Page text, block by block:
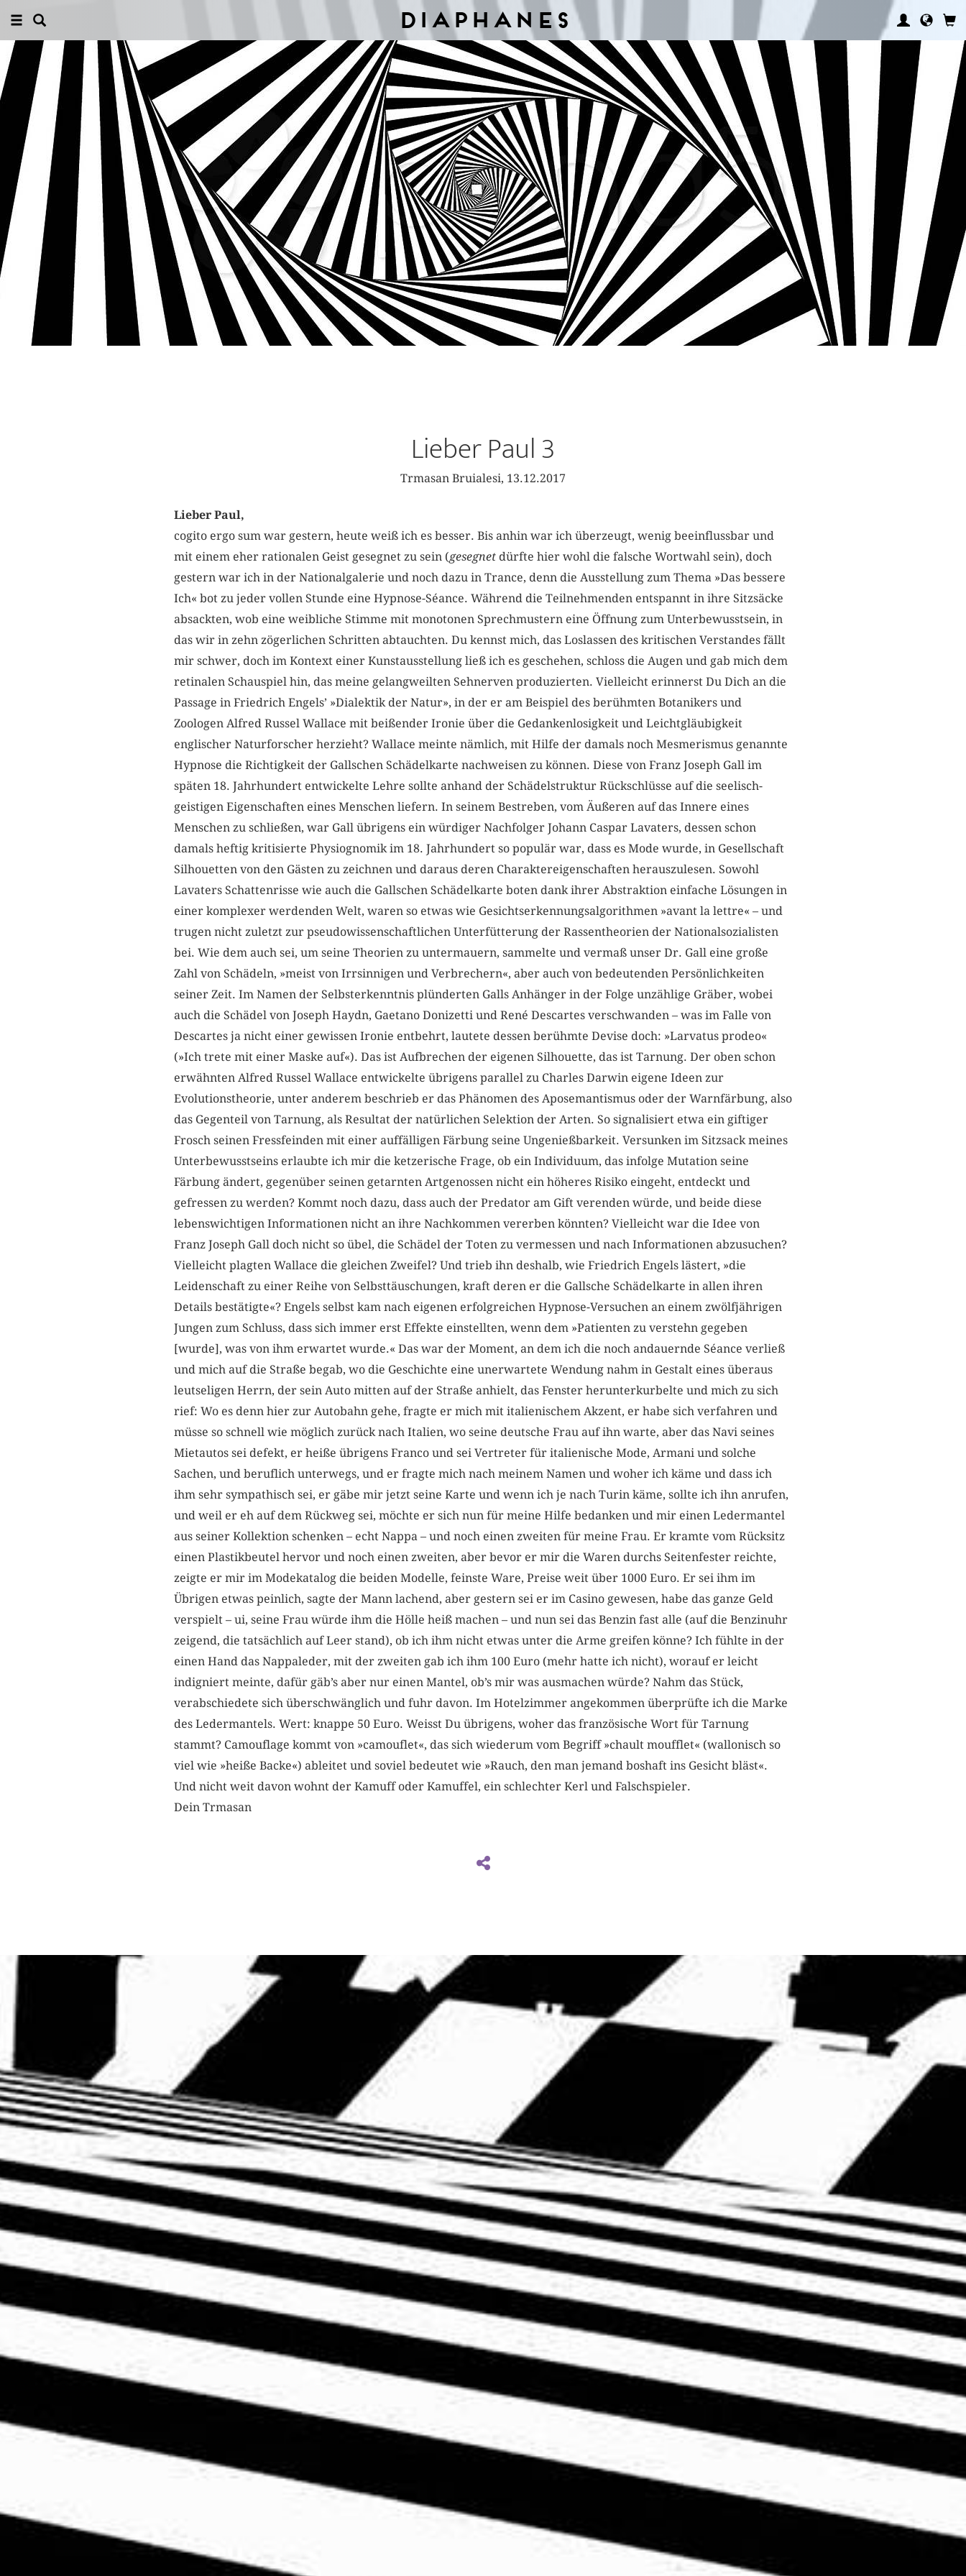
Diaphanes
Lieber Paul 3
Trmasan Bruialesi, 13.12.2017
Lieber Paul,
cogito ergo sum war gestern, heute weiß ich es besser. Bis anhin war ich überzeugt, wenig beeinflussbar und
mit einem eher rationalen Geist gesegnet zu sein (gesegnetdürfte hier wohl die falsche Wortwahl sein), doch
gestern war ich in der Nationalgalerie und noch dazu in Trance, denn die Ausstellung zum Thema »Das bessere
Ich« bot zu jeder vollen Stunde eine Hypnose-Séance. Während die Teilnehmenden entspannt in ihre Sitzsäcke
absackten, wob eine weibliche Stimme mit monotonen Sprechmustern eine Öffnung zum Unterbewusstsein, in
das wir in zehn zögerlichen Schritten abtauchten. Du kennst mich, das Loslassen des kritischen Verstandes fällt
mir schwer, doch im Kontext einer Kunstausstellung ließ ich es geschehen, schloss die Augen und gab mich dem
retinalen Schauspiel hin, das meine gelangweilten Sehnerven produzierten. Vielleicht erinnerst Du Dich an die
Passage in Friedrich Engels’ »Dialektik der Natur», in der er am Beispiel des berühmten Botanikers und
Zoologen Alfred Russel Wallace mit beißender Ironie über die Gedankenlosigkeit und Leichtgläubigkeit
englischer Naturforscher herzieht? Wallace meinte nämlich, mit Hilfe der damals noch Mesmerismus genannte
Hypnose die Richtigkeit der Gallschen Schädelkarte nachweisen zu können. Diese von Franz Joseph Gall im
späten 18. Jahrhundert entwickelte Lehre sollte anhand der Schädelstruktur Rückschlüsse auf die seelisch-
geistigen Eigen­schaften eines Menschen liefern. In seinem Bestreben, vom Äußeren auf das Innere eines
Menschen zu schließen, war Gall übrigens ein würdiger Nachfolger Johann Caspar Lavaters, dessen schon
damals heftig kritisierte Physiognomik im 18. Jahrhundert so populär war, dass es Mode wurde, in Gesellschaft
Silhouetten von den Gästen zu zeichnen und daraus deren Charaktereigenschaften herauszulesen. Sowohl
Lavaters Schattenrisse wie auch die Gallschen Schädelkarte boten dank ihrer Abstraktion einfache Lösungen in
einer komplexer werdenden Welt, waren so etwas wie Gesichtserkennungsalgorithmen »avant la lettre« – und
trugen nicht zuletzt zur pseudowissenschaftlichen Unterfütterung der Rassentheorien der Nationalsozialisten
bei. Wie dem auch sei, um seine Theorien zu untermauern, sammelte und vermaß unser Dr. Gall eine große
Zahl von Schädeln, »meist von Irrsinnigen und Verbrechern«, aber auch von bedeutenden Persönlichkeiten
seiner Zeit. Im Namen der Selbsterkenntnis plünderten Galls Anhänger in der Folge unzählige Gräber, wobei
auch die Schädel von Joseph Haydn, Gaetano Donizetti und René Descartes verschwanden – was im Falle von
Descartes ja nicht einer gewissen Ironie entbehrt, lautete dessen berühmte Devise doch: »Larvatus prodeo«
(»Ich trete mit einer Maske auf«). Das ist Aufbrechen der eigenen Silhouette, das ist Tarnung. Der oben schon
erwähnten Alfred Russel Wallace entwickelte übrigens parallel zu Charles Darwin eigene Ideen zur
Evolutionstheorie, unter anderem beschrieb er das Phänomen des Aposemantismus oder der Warnfärbung, also
das Gegenteil von Tarnung, als Resultat der natürlichen Selektion der Arten. So signalisiert etwa ein giftiger
Frosch seinen Fressfeinden mit einer auffälligen Färbung seine Ungenießbarkeit. Versunken im Sitzsack meines
Unterbewusstseins erlaubte ich mir die ketzerische Frage, ob ein Individuum, das infolge Mutation seine
Färbung ändert, gegenüber seinen getarnten Artgenossen nicht ein höheres Risiko eingeht, entdeckt und
gefressen zu werden? Kommt noch dazu, dass auch der Predator am Gift verenden würde, und beide diese
lebenswichtigen Informationen nicht an ihre Nachkommen vererben könnten? Vielleicht war die Idee von
Franz Joseph Gall doch nicht so übel, die Schädel der Toten zu vermessen und nach Informationen abzusuchen?
Vielleicht plagten Wallace die gleichen Zweifel? Und trieb ihn deshalb, wie Friedrich Engels lästert, »die
Leidenschaft zu einer Reihe von Selbsttäuschungen, kraft deren er die Gallsche Schädelkarte in allen ihren
Details bestätigte«? Engels selbst kam nach eigenen erfolgreichen Hypnose-Versuchen an einem zwölfjährigen
Jungen zum Schluss, dass sich immer erst Effekte einstellten, wenn dem »Patienten zu verstehn gegeben
[wurde], was von ihm erwartet wurde.« Das war der Moment, an dem ich die noch andauernde Séance verließ
und mich auf die Straße begab, wo die Geschichte eine unerwartete Wendung nahm in Gestalt eines überaus
leutseligen Herrn, der sein Auto mitten auf der Straße anhielt, das Fenster herunterkurbelte und mich zu sich
rief: Wo es denn hier zur Autobahn gehe, fragte er mich mit italienischem Akzent, er habe sich verfahren und
müsse so schnell wie möglich zurück nach Italien, wo seine deutsche Frau auf ihn warte, aber das Navi seines
Mietautos sei defekt, er heiße übrigens ­Franco und sei Vertreter für italienische Mode, Armani und solche
Sachen, und beruflich unterwegs, und er fragte mich nach meinem Namen und woher ich käme und dass ich
ihm sehr sympathisch sei, er gäbe mir jetzt seine Karte und wenn ich je nach Turin käme, sollte ich ihn anrufen,
und weil er eh auf dem Rückweg sei, möchte er sich nun für meine Hilfe bedanken und mir einen Ledermantel
aus seiner Kollektion schenken – echt Nappa – und noch einen zweiten für meine Frau. Er kramte vom Rücksitz
einen Plastikbeutel hervor und noch einen zweiten, aber bevor er mir die Waren durchs Seitenfester reichte,
zeigte er mir im Modekatalog die beiden Modelle, feinste Ware, Preise weit über 1000 Euro. Er sei ihm im
Übrigen etwas peinlich, sagte der Mann lachend, aber gestern sei er im Casino gewesen, habe das ganze Geld
verspielt – ui, seine Frau würde ihm die Hölle heiß machen – und nun sei das Benzin fast alle (auf die Benzinuhr
zeigend, die tatsächlich auf Leer stand), ob ich ihm nicht etwas unter die Arme greifen könne? Ich fühlte in der
einen Hand das Nappaleder, mit der zweiten gab ich ihm 100 Euro (mehr hatte ich nicht), worauf er leicht
indigniert meinte, dafür gäb’s aber nur einen Mantel, ob’s mir was ausmachen würde? Nahm das Stück,
verabschiedete sich überschwänglich und fuhr davon. Im Hotelzimmer angekommen überprüfte ich die ­Marke
des Ledermantels. Wert: knappe 50 Euro. Weisst Du übrigens, woher das französische Wort für Tarnung
stammt? Camouflage kommt von »camouflet«, das sich wiederum vom Begriff »chault ­moufflet« (wallonisch so
viel wie »heiße Backe«) ableitet und soviel bedeutet wie »Rauch, den man jemand boshaft ins Gesicht bläst«.
Und nicht weit davon wohnt der Kamuff oder Kamuffel, ein schlechter Kerl und Falschspieler.
Dein Trmasan